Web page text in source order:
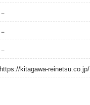
－
－
－
https://kitagawa-reinetsu.co.jp/